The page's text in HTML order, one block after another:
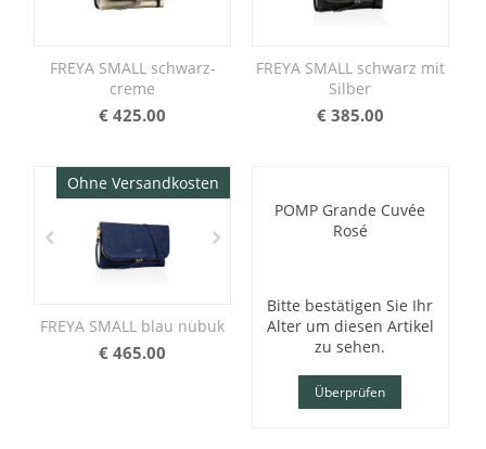
FREYA SMALL schwarz-
creme
€ 425.00
FREYA SMALL schwarz mit
Silber
€ 385.00
Ohne Versandkosten
FREYA SMALL blau nubuk
€ 465.00
POMP Grande Cuvée
Rosé
Bitte bestätigen Sie Ihr
Alter um diesen Artikel
zu sehen.
Überprüfen